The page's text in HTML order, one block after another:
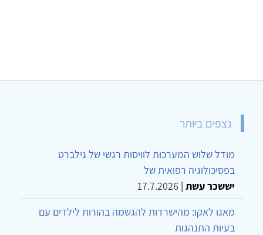
נצפים ביותר
מודל שלוש המערכות לוויסות רגשי של גילברט
בפסיכולוגיה רפואית של
יששכר עשת |
17.7.2026
מאגו לאקו: מהישרדות להגשמה בהורות לילדים עם
בעיות התנהגות